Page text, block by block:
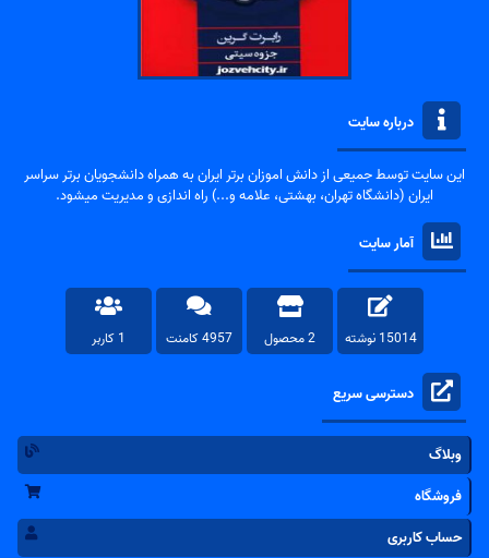
درباره سایت
این سایت توسط جمیعی از دانش اموزان برتر ایران به همراه دانشجویان برتر سراسر
ایران (دانشگاه تهران، بهشتی، علامه و...) راه اندازی و مدیریت میشود.
آمار سایت
15014 نوشته 2 محصول 4957 کامنت 1 کاربر
دسترسی سریع
وبلاگ
فروشگاه
حساب کاربری